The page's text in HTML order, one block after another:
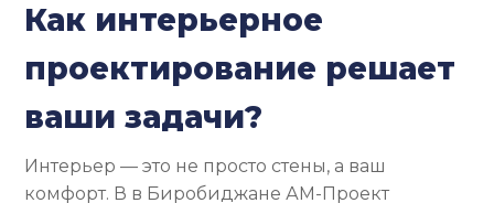
Как интерьерное
проектирование решает
ваши задачи?
Интерьер — это не просто стены, а ваш
комфорт. В в Биробиджане АМ-Проект